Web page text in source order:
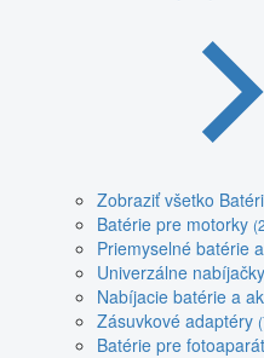
Zobraziť všetko
Batérie pre motorky
Priemyselné batérie
Univerzálne nabíjačky
Nabíjacie batérie a
Zásuvkové adaptéry
Batérie pre